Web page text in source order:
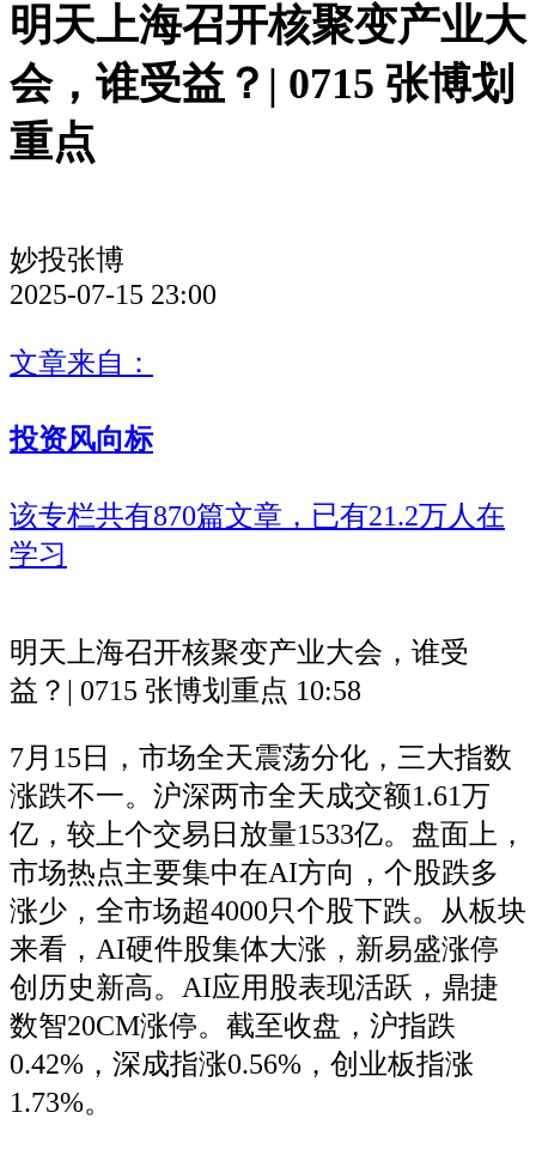
明天上海召开核聚变产业大
会，谁受益？| 0715 张博划
重点
妙投张博
2025-07-15 23:00
文章来自：
投资风向标
该专栏共有870篇文章，已有21.2万人在
学习
明天上海召开核聚变产业大会，谁受
益？| 0715 张博划重点 10:58
7月15日，市场全天震荡分化，三大指数
涨跌不一。沪深两市全天成交额1.61万
亿，较上个交易日放量1533亿。盘面上，
市场热点主要集中在AI方向，个股跌多
涨少，全市场超4000只个股下跌。从板块
来看，AI硬件股集体大涨，新易盛涨停
创历史新高。AI应用股表现活跃，鼎捷
数智20CM涨停。截至收盘，沪指跌
0.42%，深成指涨0.56%，创业板指涨
1.73%。